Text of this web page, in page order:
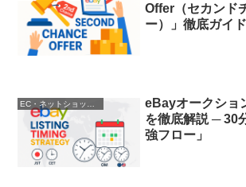
Offer（セカンド
ー）」徹底ガイド
EC・ネットショップ運営
eBayオークショ
を徹底解説 ─ 30
強フロー」